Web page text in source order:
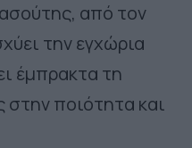
από τον
την εγχώρια
έμπρακτα τη
στην ποιότητα και